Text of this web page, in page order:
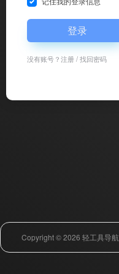
登录
没有账号？注册/找回密码
Copyright © 2026 轻工具导航